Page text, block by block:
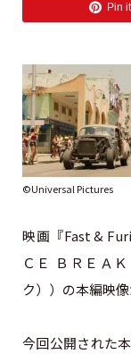
Pin it
©Universal Pictures
映画『Fast &
ＣＥ ＢＲＥＡ
ク））の本編映像
今回公開された